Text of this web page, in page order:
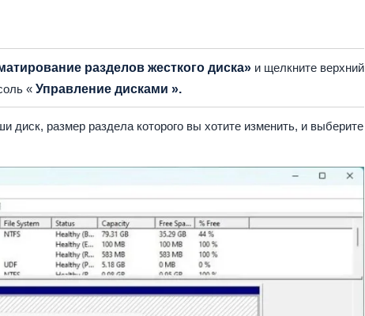
разделов жесткого диска»и щелкните верхний
« Управление дисками ».
диск, размер раздела которого вы хотите изменить, и выберите